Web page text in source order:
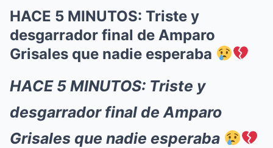
HACE 5 MINUTOS: Triste y
desgarrador final de Amparo
Grisales que nadie esperaba
HACE 5 MINUTOS: Triste y
desgarrador final de Amparo
Grisales que nadie esperaba